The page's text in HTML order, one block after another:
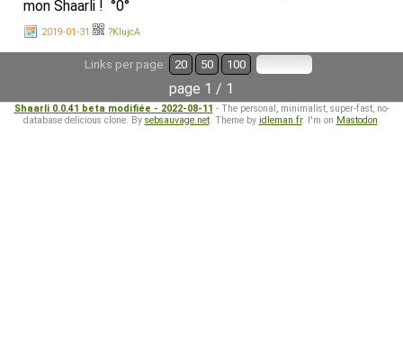
mon Shaarli ! °0°
2019-01-31 ?KIujcA
Links per page: 20 50 100
page 1 / 1
Shaarli 0.0.41 beta modifiée - 2022-08-11 - The personal, minimalist, super-fast, no-
database delicious clone. By sebsauvage.net. Theme by idleman.fr. I'm on Mastodon.